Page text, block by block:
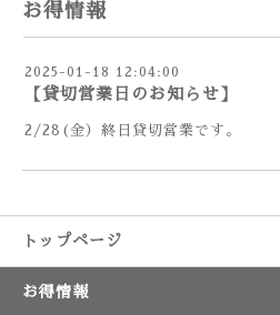
お得情報
2025-01-18 12:04:00
【貸切営業日のお知らせ】
2/28(金）終日貸切営業です。
トップページ
お得情報